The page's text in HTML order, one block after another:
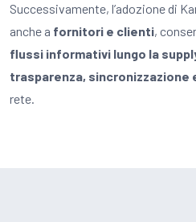
Successivamente, l’adozione di
anche a fornitori e clienti,
flussi informativi lungo la
trasparenza,
rete.